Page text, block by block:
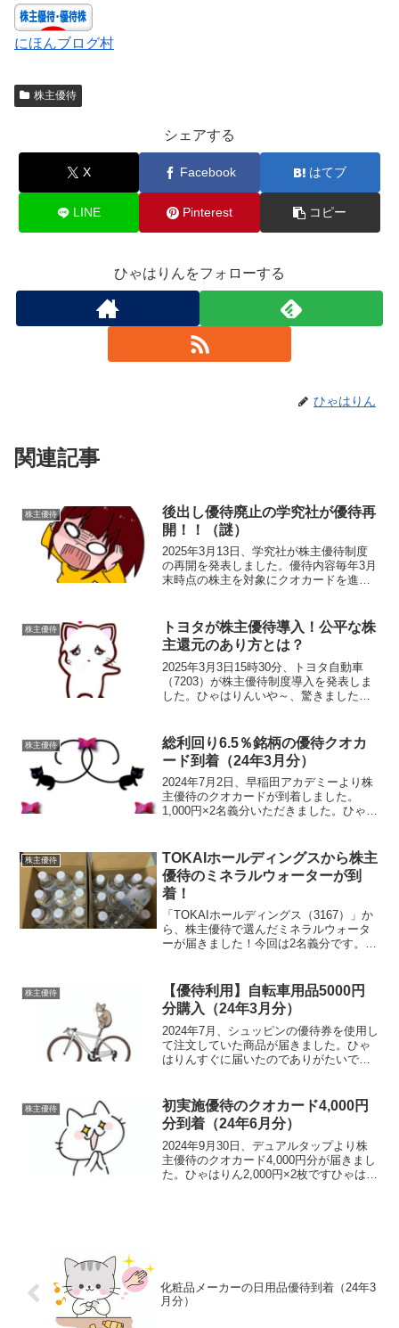
にほんブログ村
株主優待
シェアする
X Facebook はてブ
LINE Pinterest コピー
ひゃはりんをフォローする
ひゃはりん
関連記事
株主優待
後出し優待廃止の学究社が優待再
開！！（謎）
2025年3月13日、学究社が株主優待制度
の再開を発表しました。優待内容毎年3月
末時点の株主を対象にクオカードを進呈
に関しては継続保有条件がありません。
（今...
株主優待
トヨタが株主優待導入！公平な株
主還元のあり方とは？
2025年3月3日15時30分、トヨタ自動車
（7203）が株主優待制度導入を発表しま
した。ひゃはりんいや～、驚きました株
数・年数に応じたTOYOTA Walle...
株主優待
総利回り6.5％銘柄の優待クオカ
ード到着（24年3月分）
2024年7月2日、早稲田アカデミーより株
主優待のクオカードが到着しました。
1,000円×2名義分いただきました。ひゃは
待内容年に2回、保有期間に応じた優待内
容となって...
株主優待
TOKAIホールディングスから株主
優待のミネラルウォーターが到
着！
「TOKAIホールディングス（3167）」か
ら、株主優待で選んだミネラルウォータ
ーが届きました！今回は2名義分です。と
内容【権利月：3月末・9月末】TOKAIホ
ールディ...
株主優待
【優待利用】自転車用品5000円
分購入（24年3月分）
2024年7月、シュッピンの優待券を使用し
て注文していた商品が届きました。ひゃ
はりんすぐに届いたのでありがたいです
ヘルメット サイズM（中古品）3,0...
株主優待
初実施優待のクオカード4,000円
分到着（24年6月分）
2024年9月30日、デュアルタップより株
主優待のクオカード4,000円分が届きまし
た。ひゃはりん2,000円×2枚ですひゃはマ
化粧品メーカーの日用品優待到着（24年3
月分）